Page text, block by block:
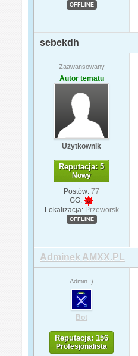
OFFLINE
sebekdh
Zaawansowany
Autor tematu
Użytkownik
Reputacja: 5
Nowy
Postów: 77
GG:
Lokalizacja: Przeworsk
OFFLINE
Adminek AMXX.PL
Admin :)
Bot
Reputacja: 156
Profesjonalista